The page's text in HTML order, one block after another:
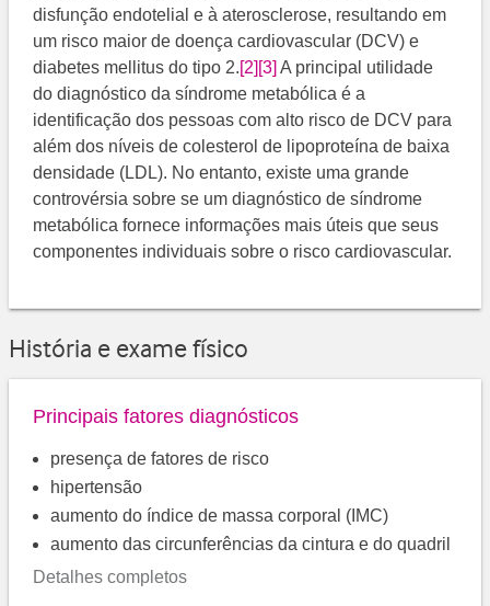
disfunção endotelial e à aterosclerose, resultando em
um risco maior de doença cardiovascular (DCV) e
diabetes mellitus do tipo 2.[2] [3] ​​ A principal utilidade
do diagnóstico da síndrome metabólica é a
identificação dos pessoas com alto risco de DCV para
além dos níveis de colesterol de lipoproteína de baixa
densidade (LDL). No entanto, existe uma grande
controvérsia sobre se um diagnóstico de síndrome
metabólica fornece informações mais úteis que seus
componentes individuais sobre o risco cardiovascular.
História e exame físico
Principais fatores diagnósticos
presença de fatores de risco
hipertensão
aumento do índice de massa corporal (IMC)
aumento das circunferências da cintura e do quadril
Detalhes completos